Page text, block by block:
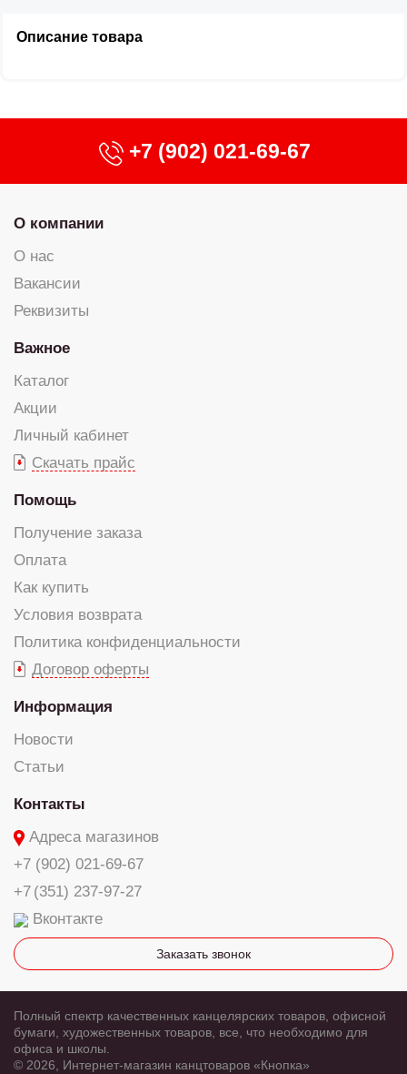
Описание товара
+7 (902) 021-69-67
О компании
О нас
Вакансии
Реквизиты
Важное
Каталог
Акции
Личный кабинет
Скачать прайс
Помощь
Получение заказа
Оплата
Как купить
Условия возврата
Политика конфиденциальности
Договор оферты
Информация
Новости
Статьи
Контакты
Адреса магазинов
+7 (902) 021-69-67
+7 (351) 237-97-27
Вконтакте
Заказать звонок
Полный спектр качественных канцелярских товаров, офисной
бумаги, художественных товаров, все, что необходимо для
офиса и школы.
© 2026, Интернет-магазин канцтоваров «Кнопка»